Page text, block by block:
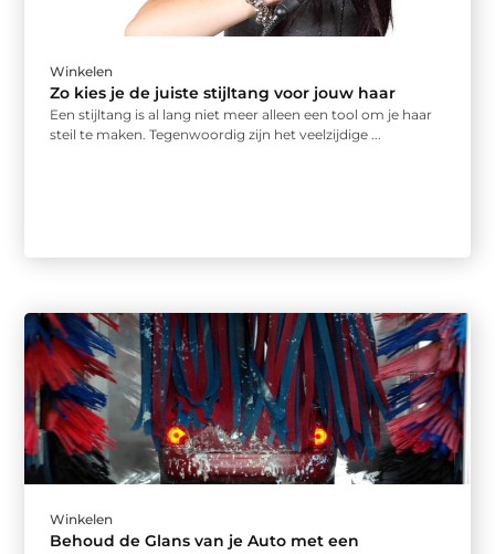
Winkelen
Zo kies je de juiste stijltang voor jouw haar
Een stijltang is al lang niet meer alleen een tool om je haar
steil te maken. Tegenwoordig zijn het veelzijdige ...
Winkelen
Behoud de Glans van je Auto met een